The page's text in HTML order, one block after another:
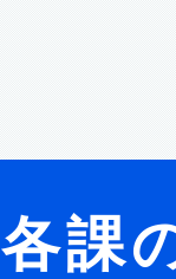
各課